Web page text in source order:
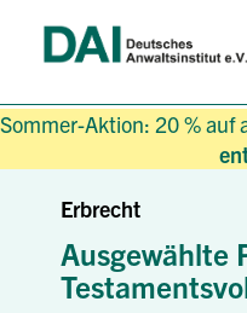
Sommer-Aktion: 20 % auf
Erbrecht
Ausgewählte